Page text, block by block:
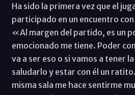
Ha sido la primera vez que el
participado en un encuentro
«Al margen del partido, es un
emocionado me tiene. Poder
va a ser eso o si vamos a tener
saludarlo y estar con él un
misma sala me hace sentirme